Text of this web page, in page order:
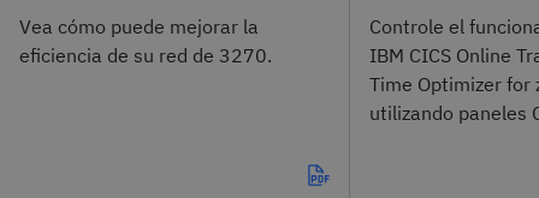
Vea cómo puede mejorar la
eficiencia de su red de 3270.
Controle el
IBM CICS Online
Time Optimizer for
utilizando paneles